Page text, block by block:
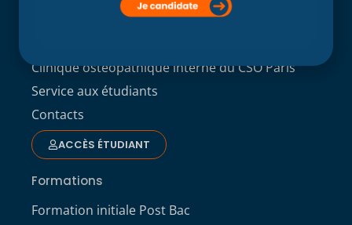
Clinique ostéopathique interne du CSO Paris
Service aux étudiants
Contacts
ACCÈS ÉTUDIANT
Formations
Formation initiale Post Bac